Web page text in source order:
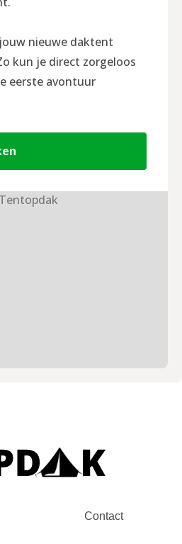
nieuwe daktent
kun je direct zorgeloos
eerste avontuur
Contact